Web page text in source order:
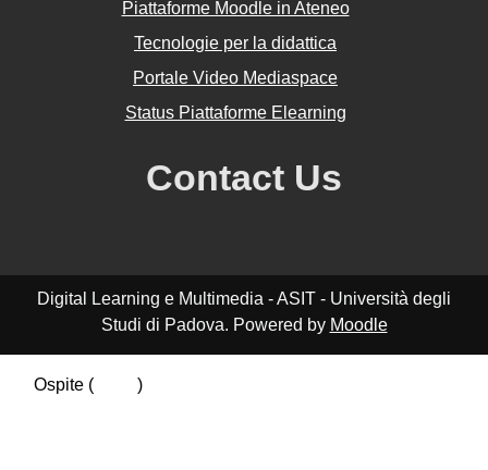
Piattaforme Moodle in Ateneo
Tecnologie per la didattica
Portale Video Mediaspace
Status Piattaforme Elearning
Contact Us
Digital Learning e Multimedia - ASIT - Università degli
Studi di Padova. Powered by Moodle
Ospite (
)